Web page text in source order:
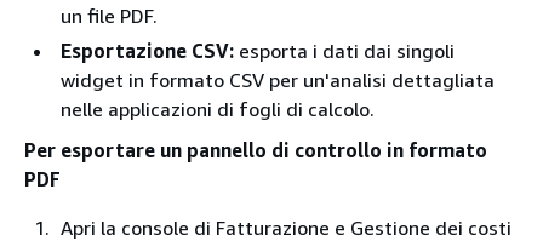
un file PDF.
Esportazione CSV: esporta i dati dai singoli
widget in formato CSV per un'analisi dettagliata
nelle applicazioni di fogli di calcolo.
Per esportare un pannello di controllo in formato
PDF
Apri la console di Fatturazione e Gestione dei costi